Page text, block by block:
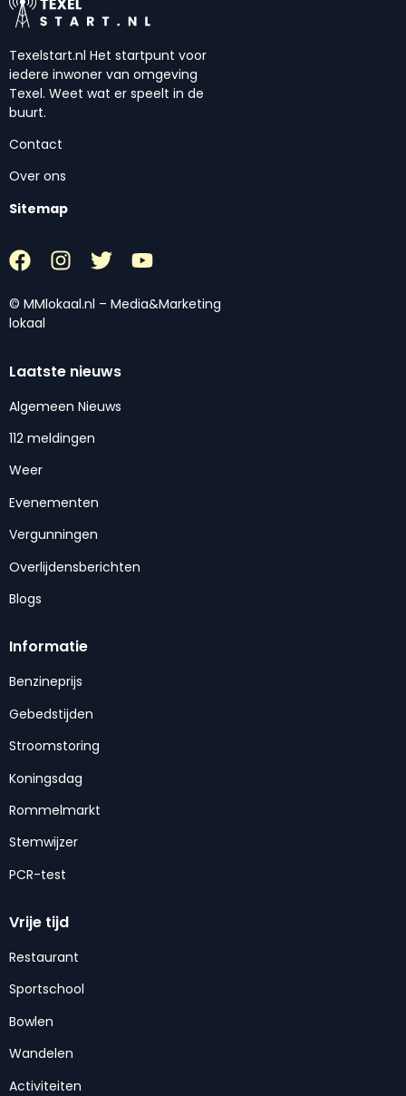
Texelstart.nl Het startpunt voor
iedere inwoner van omgeving
Texel. Weet wat er speelt in de
buurt.
Contact
Over ons
Sitemap
© MMlokaal.nl – Media&Marketing
lokaal
Laatste nieuws
Algemeen Nieuws
112 meldingen
Weer
Evenementen
Vergunningen
Overlijdensberichten
Blogs
Informatie
Benzineprijs
Gebedstijden
Stroomstoring
Koningsdag
Rommelmarkt
Stemwijzer
PCR-test
Vrije tijd
Restaurant
Sportschool
Bowlen
Wandelen
Activiteiten